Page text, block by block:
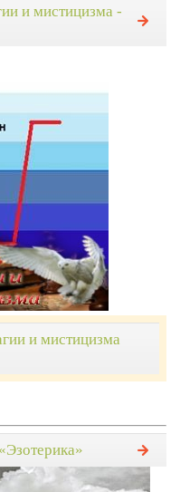
и мистицизма -
и мистицизма